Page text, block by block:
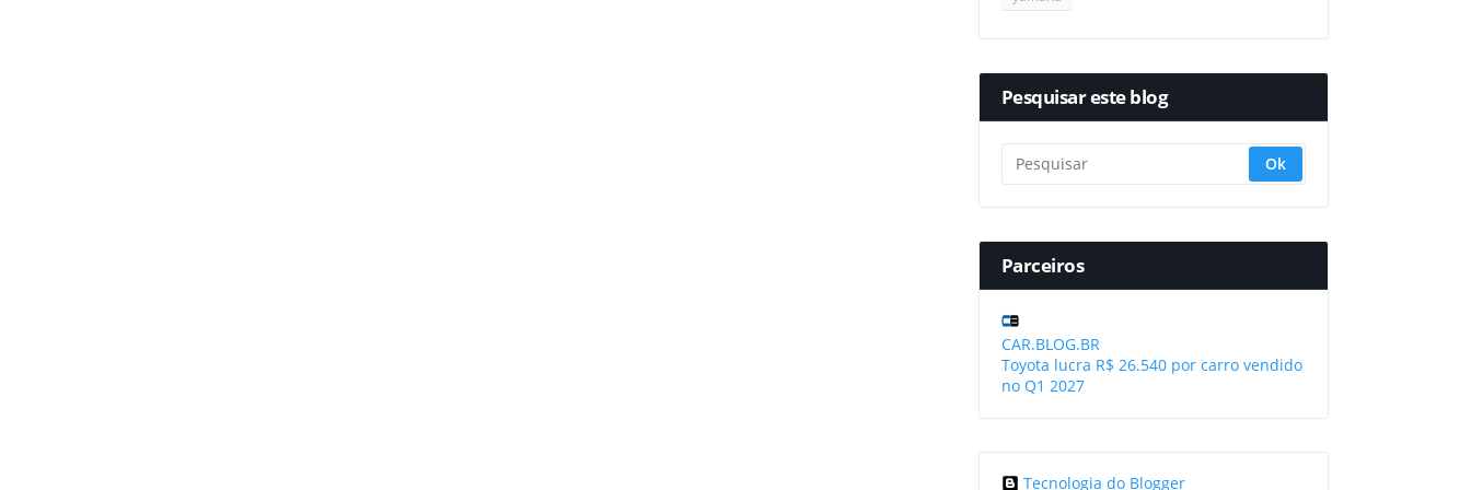
Pesquisar este blog
Parceiros
CAR.BLOG.BR
Toyota lucra R$ 26.540 por carro vendido
no Q1 2027
Tecnologia do Blogger